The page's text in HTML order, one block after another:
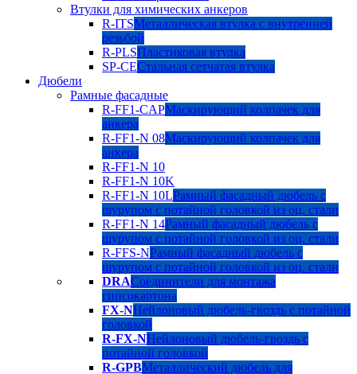
Втулки для химических анкеров
R-ITSМеталлическая втулка с внутренней
резьбой
R-PLSПластиковая втулка
SP-CEСтальная сетчатая втулка
Дюбели
Рамные фасадные
R-FF1-CAPМаскирующий колпачек для
анкера
R-FF1-N 08Маскирующий колпачек для
анкера
R-FF1-N 10
R-FF1-N 10K
R-FF1-N 10LРамный фасадный дюбель с
шурупом с потайной головкой из оц. стали
R-FF1-N 14Рамный фасадный дюбель с
шурупом с потайной головкой из оц. стали
R-FFS-NРамный фасадный дюбель с
шурупом с потайной головкой из оц. стали
DRAСоединители для монтажа
гипсокартона
FX-NНейлоновый дюбель-гвоздь с потайной
головкой
R-FX-NНейлоновый дюбель-гвоздь с
потайной головкой
R-GPBМеталлический дюбель для